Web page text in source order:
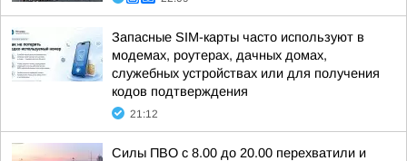
Запасные SIM-карты часто используют в
модемах, роутерах, дачных домах,
служебных устройствах или для получения
кодов подтверждения
21:12
Силы ПВО с 8.00 до 20.00 перехватили и